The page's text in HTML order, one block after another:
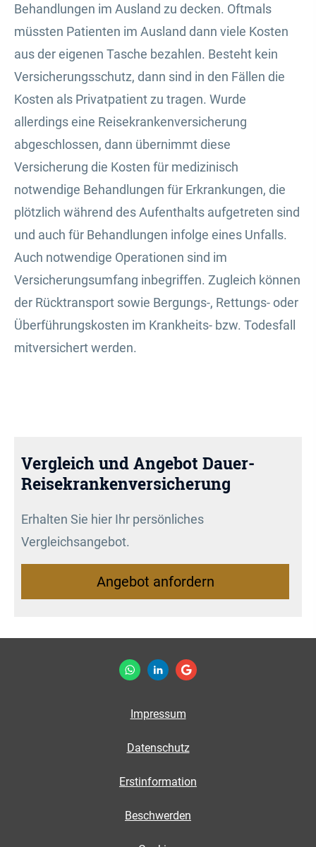
Behandlungen im Ausland zu decken. Oftmals
müssten Patienten im Ausland dann viele Kosten
aus der eigenen Tasche bezahlen. Besteht kein
Versicherungsschutz, dann sind in den Fällen die
Kosten als Privatpatient zu tragen. Wurde
allerdings eine Reise­kranken­ver­si­che­rung
abgeschlossen, dann übernimmt diese
Versicherung die Kosten für medizinisch
notwendige Behandlungen für Erkrankungen, die
plötzlich während des Aufenthalts aufgetreten sind
und auch für Behandlungen infolge eines Unfalls.
Auch notwendige Operationen sind im
Versicherungsumfang inbegriffen. Zugleich können
der Rücktransport sowie Bergungs-, Rettungs- oder
Überführungskosten im Krankheits- bzw. Todesfall
mitversichert werden.
Vergleich und Angebot Dauer-
Reise­kranken­ver­si­che­rung
Erhalten Sie hier Ihr persönliches
Vergleichsangebot.
An­ge­bot an­for­dern
Impressum
Datenschutz
Erstinformation
Beschwerden